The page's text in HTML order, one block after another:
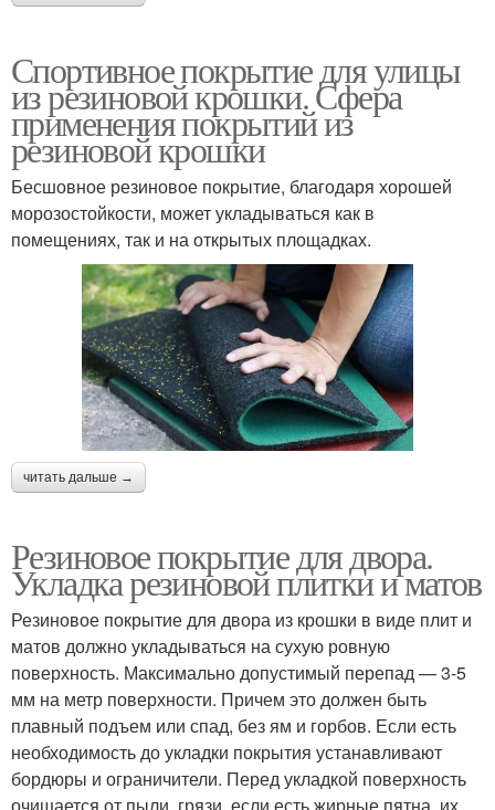
Спортивное покрытие для улицы
из резиновой крошки. Сфера
применения покрытий из
резиновой крошки
Бесшовное резиновое покрытие, благодаря хорошей
морозостойкости, может укладываться как в
помещениях, так и на открытых площадках.
читать дальше →
Резиновое покрытие для двора.
Укладка резиновой плитки и матов
Резиновое покрытие для двора из крошки в виде плит и
матов должно укладываться на сухую ровную
поверхность. Максимально допустимый перепад — 3-5
мм на метр поверхности. Причем это должен быть
плавный подъем или спад, без ям и горбов. Если есть
необходимость до укладки покрытия устанавливают
бордюры и ограничители. Перед укладкой поверхность
очищается от пыли, грязи, если есть жирные пятна, их